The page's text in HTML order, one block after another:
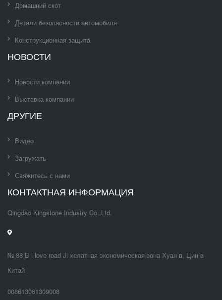
Домашний скот
Детали безопасности автомобиля
Конструкционная защита
НОВОСТИ
Новости компании
Выставка компании
ДРУГИЕ
Видео
Загружать
Свяжитесь с нами
КОНТАКТНАЯ ИНФОРМАЦИЯ
Qingdao Kingstone Industry Co.,Ltd.
№ 88 B i love road Ji хелатная экономическая зона Хуан в, Цин в
Китай
008613061309008